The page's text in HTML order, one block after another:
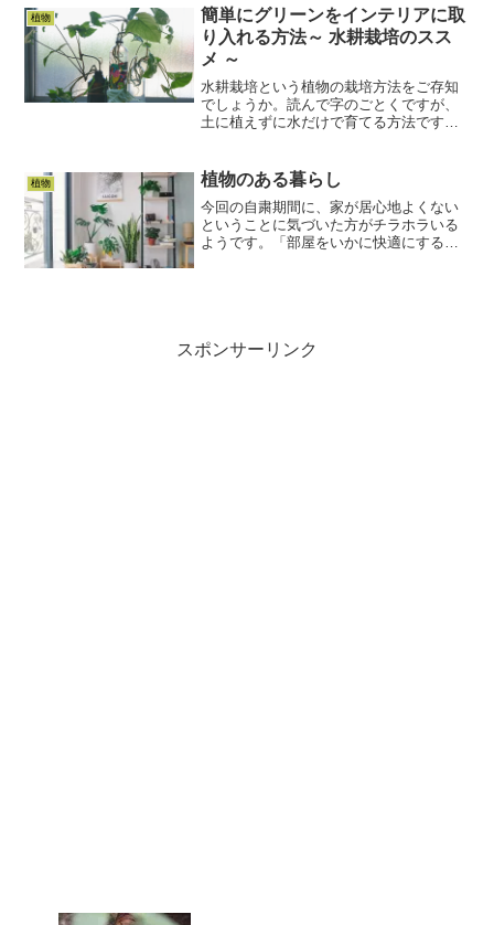
動期です。元気な植物から栄養を吸収し
ようと、どこからとも...
植物
簡単にグリーンをインテリアに取
り入れる方法～ 水耕栽培のスス
メ ～
水耕栽培という植物の栽培方法をご存知
でしょうか。読んで字のごとくですが、
土に植えずに水だけで育てる方法です。
りやすいように補助するものもあり、お
店で小さい苗サイズで売っ...
植物 植物のある暮らし
今回の自粛期間に、家が居心地よくない
ということに気づいた方がチラホラいる
ようです。「部屋をいかに快適にする
スポンサーリンク